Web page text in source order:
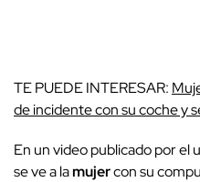
TE PUEDE INTERESAR:
de incidente con su coche y
En un video publicado por el
se ve a lamujercon su